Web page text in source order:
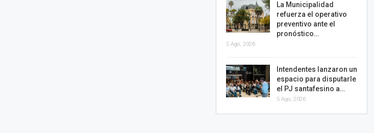
La Municipalidad
refuerza el operativo
preventivo ante el
pronóstico…
5 Ago, 2026
Intendentes lanzaron un
espacio para disputarle
el PJ santafesino a…
5 Ago, 2026